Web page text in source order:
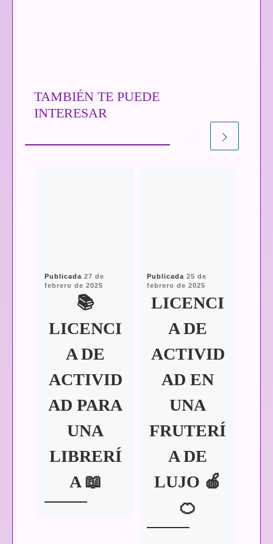
TAMBIÉN TE PUEDE
INTERESAR
Publicada27 de
febrero de 2025
📚
LICENCI
A DE
ACTIVID
AD PARA
UNA
LIBRERÍ
A 📖
Publicada25 de
febrero de 2025
LICENCI
A DE
ACTIVID
AD EN
UNA
FRUTERÍ
A DE
LUJO 🍎
🍊